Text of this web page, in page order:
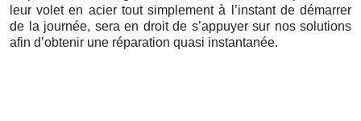
leur volet en acier tout simplement à l’instant de démarrer
de la journée, sera en droit de s’appuyer sur nos solutions
afin d’obtenir une réparation quasi instantanée.